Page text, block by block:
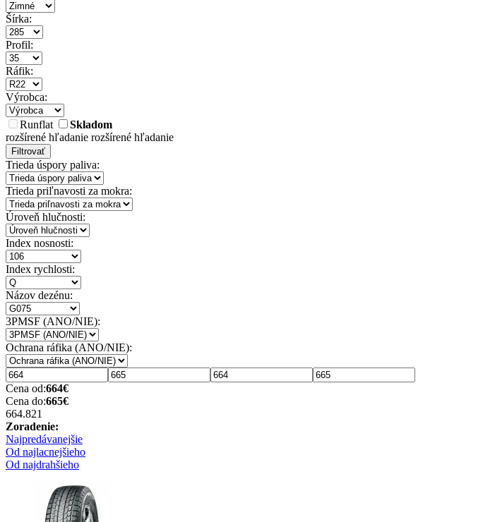
Šírka:
Profil:
Ráfik:
Výrobca:
Runflat
Skladom
rozšírené hľadanie rozšírené hľadanie
Filtrovať
Trieda úspory paliva:
Trieda priľnavosti za mokra:
Úroveň hlučnosti:
Index nosnosti:
Index rychlosti:
Názov dezénu:
3PMSF (ANO/NIE):
Ochrana ráfika (ANO/NIE):
Cena od:664€
Cena do:665€
664.821
Zoradenie:
Najpredávanejšie
Od najlacnejšieho
Od najdrahšieho